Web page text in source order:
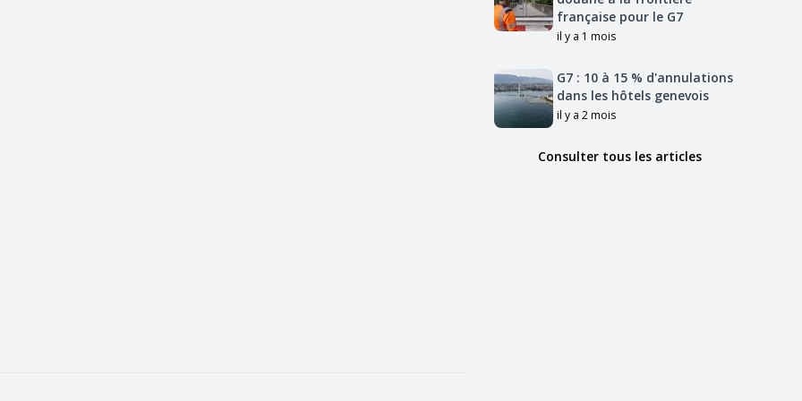
française pour le G7
il y a 1 mois
G7 : 10 à 15 % d'annulations
dans les hôtels genevois
il y a 2 mois
Consulter tous les articles